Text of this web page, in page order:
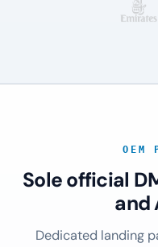
OEM
Sole official
and
Dedicated landing